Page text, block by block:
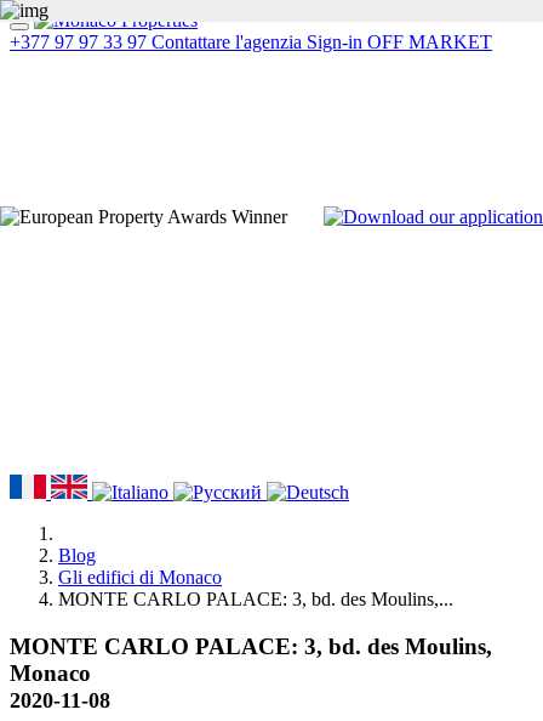
+377 97 97 33 97 Contattare l'agenzia Sign-in OFF MARKET
Blog
Gli edifici di Monaco
MONTE CARLO PALACE: 3, bd. des Moulins,...
MONTE CARLO PALACE: 3, bd. des Moulins,
Monaco
2020-11-08